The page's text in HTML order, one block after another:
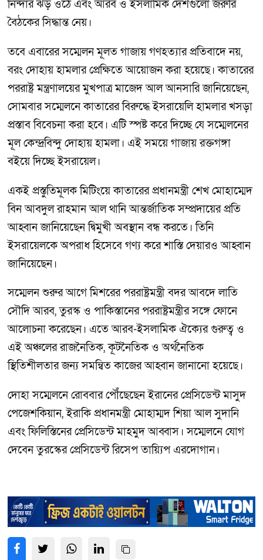
নিন্দার ঝড় ওঠে এবং আরব ও ইসলামিক দেশগুলো জরুরি
বৈঠকের সিদ্ধান্ত নেয়।
তবে এবারের সম্মেলন মূলত গাজায় গণহত্যার প্রতিবাদে নয়,
বরং দোহায় হামলার প্রেক্ষিতে আয়োজন করা হয়েছে। কাতারের
পররাষ্ট্র মন্ত্রণালয়ের মুখপাত্র মাজেদ আল আনসারি জানিয়েছেন,
সোমবার সম্মেলনে কাতারের বিরুদ্ধে ইসরায়েলি হামলার খসড়া
প্রস্তাব বিবেচনা করা হবে। এটি স্পষ্ট করে দিচ্ছে যে সম্মেলনের
মূল কেন্দ্রবিন্দু দোহায় হামলা। এই সময়ে গাজায় রক্তগঙ্গা
বইয়ে দিচ্ছে ইসরায়েল।
একই প্রস্তুতিমূলক মিটিংয়ে কাতারের প্রধানমন্ত্রী শেখ মোহাম্মেদ
বিন আবদুল রাহমান আল থানি আন্তর্জাতিক সম্প্রদায়ের প্রতি
আহ্বান জানিয়েছেন দ্বিমুখী অবস্থান বন্ধ করতে। তিনি
ইসরায়েলকে অপরাধ হিসেবে গণ্য করে শাস্তি দেয়ারও আহ্বান
জানিয়েছেন।
সম্মেলন শুরুর আগে মিশরের পররাষ্ট্রমন্ত্রী বদর আবদে লাতি
সৌদি আরব, তুরস্ক ও পাকিস্তানের পররাষ্ট্রমন্ত্রীর সঙ্গে ফোনে
আলোচনা করেছেন। এতে আরব-ইসলামিক ঐক্যের গুরুত্ব ও
এই অঞ্চলের রাজনৈতিক, কূটনৈতিক ও অর্থনৈতিক
স্থিতিশীলতার জন্য সমন্বিত কাজের আহ্বান জানানো হয়েছে।
দোহা সম্মেলনে রোববার পৌঁছেছেন ইরানের প্রেসিডেন্ট মাসুদ
পেজেশকিয়ান, ইরাকি প্রধানমন্ত্রী মোহাম্মদ শিয়া আল সুদানি
এবং ফিলিস্তিনের প্রেসিডেন্ট মাহমুদ আব্বাস। সম্মেলনে যোগ
দেবেন তুরস্কের প্রেসিডেন্ট রিসেপ তায়্যিপ এরদোগান।